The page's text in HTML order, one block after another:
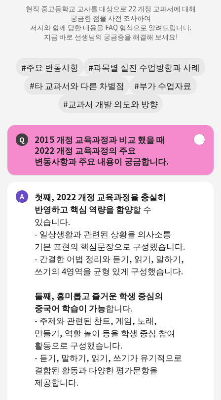
현직 중고등학교 교사를 대상으로 22 개정 교과서에 대해
궁금한 점을 사전 조사하여
저자와 함께 답한 내용을 FAQ 형식으로 알려드립니다.
지금 바로 선생님의 궁금증을 해결해 보세요!
#주요 변동사항
#과목별 실전 수업방향과 사례
#타 교과서와 다른 차별점
#부가 수업자료
#교과서 개발 의도와 방향
Q
2015 개정 교육과정과 비교 했을 때
2022 개정 교육과정의 주요
변동사항과 주요 내용이 궁금합니다.
A
첫째, 2022 개정 교육과정을 충실히
반영하고 핵심 역량을 함양할 수
있습니다.
- 일상생활과 관련된 상황을 의사소통
기본 표현의 핵심문장으로 구성했습니다.
- 간결한 어법 정리와 듣기, 읽기, 말하기,
쓰기의 4영역을 균형 있게 구성했습니다.
둘째, 흥미롭고 즐거운 학생 중심의
중국어 학습이 가능합니다.
- 주제와 관련된 찬트, 게임, 노래,
만들기, 역할 놀이 등을 학생 중심 참여
활동으로 구성했습니다.
- 듣기, 말하기, 읽기, 쓰기가 유기적으로
결합된 활동과 다양한 평가문항을
제공합니다.